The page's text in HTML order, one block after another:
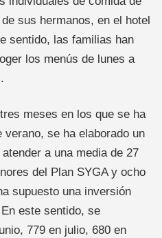
sus hermanos, en el hotel
sentido, las familias han
los menús de lunes a
meses en los que se ha
se ha elaborado un
a una media de 27
del Plan SYGA y ocho
supuesto una inversión
este sentido, se
779 en julio, 680 en